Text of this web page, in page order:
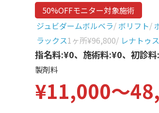
ヒアルロン酸リフトアッ
20代
30代
40代
60代
50%OFFモニター対象施術
ジュビダームボルベラ/ ボリフト/
ラックス1ヶ所¥96,800/ レナトゥ
指名料:¥0、施術料:¥0、初診
製剤料
¥11,000〜